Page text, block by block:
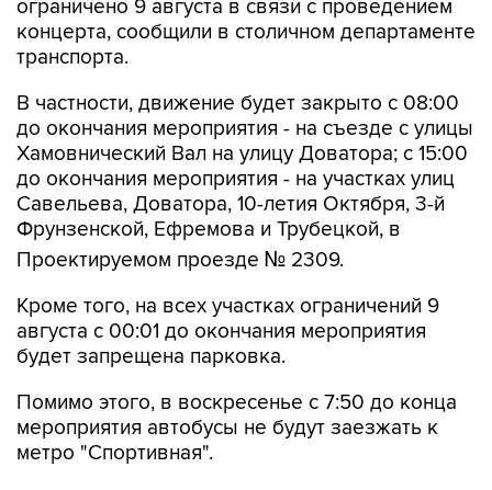
ограничено 9 августа в связи с проведением
концерта, сообщили в столичном департаменте
транспорта.
В частности, движение будет закрыто с 08:00
до окончания мероприятия - на съезде с улицы
Хамовнический Вал на улицу Доватора; с 15:00
до окончания мероприятия - на участках улиц
Савельева, Доватора, 10-летия Октября, 3-й
Фрунзенской, Ефремова и Трубецкой, в
Проектируемом проезде № 2309.
Кроме того, на всех участках ограничений 9
августа с 00:01 до окончания мероприятия
будет запрещена парковка.
Помимо этого, в воскресенье с 7:50 до конца
мероприятия автобусы не будут заезжать к
метро "Спортивная".